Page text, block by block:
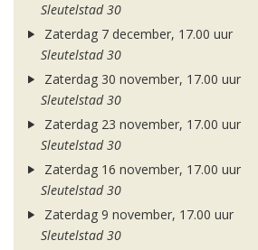
Sleutelstad 30
Zaterdag 7 december, 17.00 uur
Sleutelstad 30
Zaterdag 30 november, 17.00 uur
Sleutelstad 30
Zaterdag 23 november, 17.00 uur
Sleutelstad 30
Zaterdag 16 november, 17.00 uur
Sleutelstad 30
Zaterdag 9 november, 17.00 uur
Sleutelstad 30